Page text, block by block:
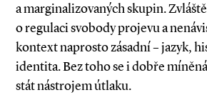
a marginalizovaných skupin.
o regulaci svobody projevu a
kontext naprosto zásadní – jazyk,
identita. Bez toho se i dobře
stát nástrojem útlaku.